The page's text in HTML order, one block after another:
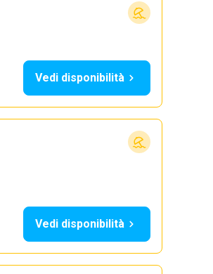
Vedi disponibilità
Vedi disponibilità